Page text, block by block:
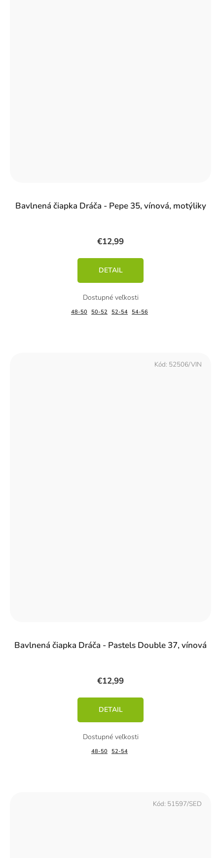
Bavlnená čiapka Dráča - Pepe 35, vínová, motýliky
€12,99
DETAIL
48-50 50-52 52-54 54-56
Bavlnená čiapka Dráča - Pastels Double 37, vínová
€12,99
DETAIL
48-50 52-54
Kód: 52506/VIN
Kód: 51597/SED